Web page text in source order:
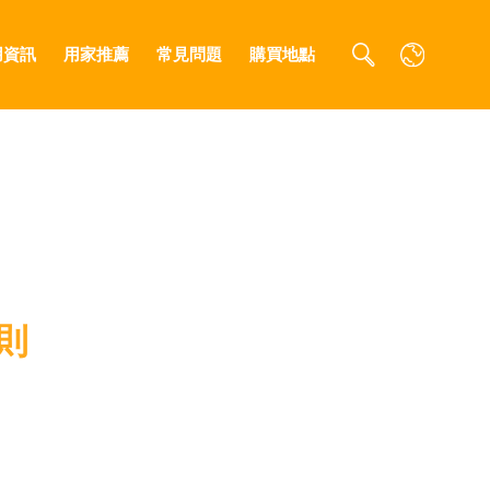
資訊 用家推薦 常見問題 購買地點